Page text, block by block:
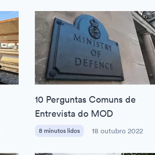
10 Perguntas Comuns de
Entrevista do MOD
8 minutos lidos 18 outubro 2022